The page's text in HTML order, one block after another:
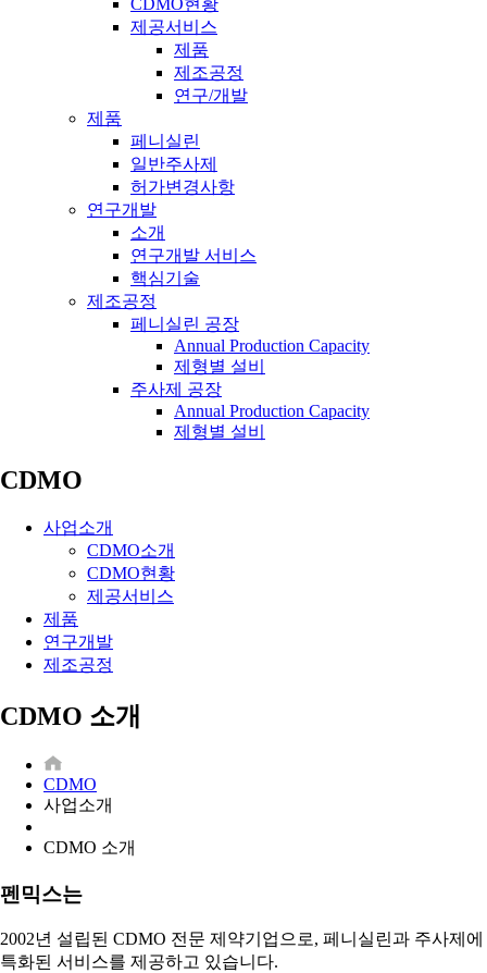
CDMO현황
제공서비스
제품
제조공정
연구/개발
제품
페니실린
일반주사제
허가변경사항
연구개발
소개
연구개발 서비스
핵심기술
제조공정
페니실린 공장
Annual Production Capacity
제형별 설비
주사제 공장
Annual Production Capacity
제형별 설비
CDMO
사업소개
CDMO소개
CDMO현황
제공서비스
제품
연구개발
제조공정
CDMO 소개
CDMO
사업소개
CDMO 소개
펜믹스는
2002년 설립된 CDMO 전문 제약기업으로, 페니실린과 주사제에
특화된 서비스를 제공하고 있습니다.